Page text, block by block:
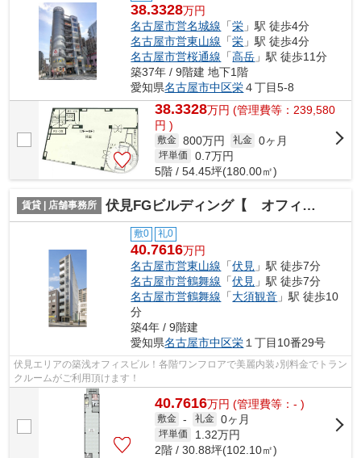
38.3328万円
名古屋市営名城線 「栄 」駅 徒歩4分
名古屋市営東山線 「栄 」駅 徒歩4分
名古屋市営桜通線 「高岳 」駅 徒歩11分
築37年 / 9階建 地下1階
愛知県名古屋市中区栄４丁目5-8
38.3328万円 (管理費等：239,580
円 )
敷金 800万円 礼金 0ヶ月
坪単価 0.7万円
5階 / 54.45坪(180.00㎡)
賃貸 | 店舗事務所 伏見FGビルディング【 オフィスおすすめ 】
敷0 礼0
40.7616万円
名古屋市営東山線 「伏見 」駅 徒歩7分
名古屋市営鶴舞線 「伏見 」駅 徒歩7分
名古屋市営鶴舞線 「大須観音 」駅 徒歩10
分
築4年 / 9階建
愛知県名古屋市中区栄 １丁目10番29号
伏見エリアの築浅オフィスビル！各階ワンフロアで美麗内装♪別料金でトラン
クルームがご利用頂けます！
40.7616万円 (管理費等：- )
敷金 - 礼金 0ヶ月
坪単価 1.32万円
2階 / 30.88坪(102.10㎡)